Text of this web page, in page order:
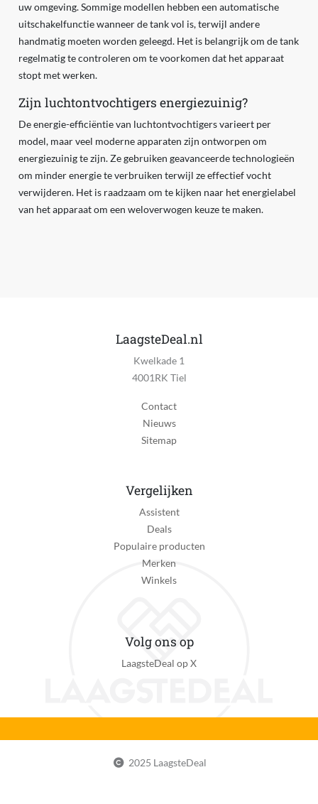
uw omgeving. Sommige modellen hebben een automatische
uitschakelfunctie wanneer de tank vol is, terwijl andere
handmatig moeten worden geleegd. Het is belangrijk om de tank
regelmatig te controleren om te voorkomen dat het apparaat
stopt met werken.
Zijn luchtontvochtigers energiezuinig?
De energie-efficiëntie van luchtontvochtigers varieert per
model, maar veel moderne apparaten zijn ontworpen om
energiezuinig te zijn. Ze gebruiken geavanceerde technologieën
om minder energie te verbruiken terwijl ze effectief vocht
verwijderen. Het is raadzaam om te kijken naar het energielabel
van het apparaat om een weloverwogen keuze te maken.
LaagsteDeal.nl
Kwelkade 1
4001RK Tiel
Contact
Nieuws
Sitemap
Vergelijken
Assistent
Deals
Populaire producten
Merken
Winkels
Volg ons op
LaagsteDeal op X
2025 LaagsteDeal